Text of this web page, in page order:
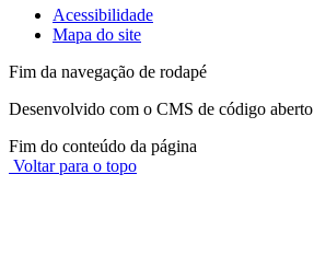
Acessibilidade
Mapa do site
Fim da navegação de rodapé
Desenvolvido com o CMS de código aberto
Fim do conteúdo da página
Voltar para o topo